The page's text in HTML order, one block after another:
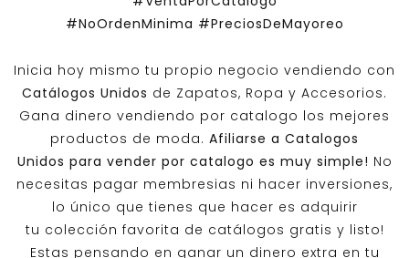
#NoOrdenMinima #PreciosDeMayoreo
Inicia hoy mismo tu propio negocio vendiendo con
Catálogos Unidos de Zapatos, Ropa y Accesorios.
Gana dinero vendiendo por catalogo los mejores
productos de moda. Afiliarse a Catalogos
Unidos para vender por catalogo es muy simple! No
necesitas pagar membresias ni hacer inversiones,
lo único que tienes que hacer es adquirir
tu colección favorita de catálogos gratis y listo!
Estas pensando en ganar un dinero extra en tu